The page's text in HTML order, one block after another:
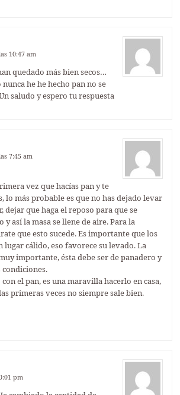
10:47 am
quedado más bien secos…
he he hecho pan no se
saludo y espero tu respuesta
7:45 am
vez que hacías pan y te
lo más probable es que no has dejado levar
dejar que haga el reposo para que se
así la masa se llene de aire. Para la
que esto sucede. Es importante que los
lugar cálido, eso favorece su levado. La
importante, ésta debe ser de panadero y
condiciones.
el pan, es una maravilla hacerlo en casa,
primeras veces no siempre sale bien.
pm